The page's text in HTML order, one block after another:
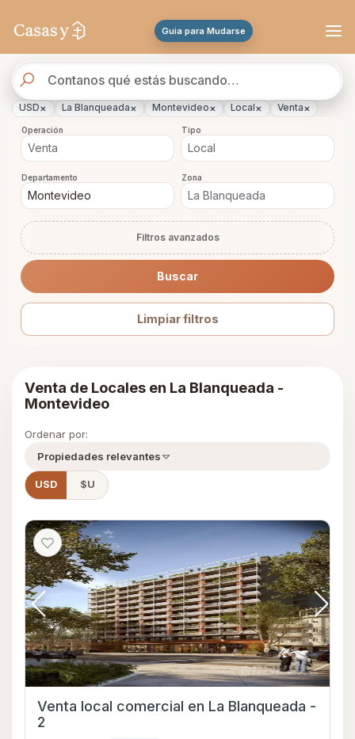
Guia para Mudarse
de
propiedades
USD× La Blanqueada× Montevideo× Local × Venta×
Operación Tipo
Departamento Zona
Filtros avanzados
Buscar
Limpiar filtros
Venta de Locales en La Blanqueada -
Montevideo
Ordenar por:
Propiedades relevantes
USD $U
Venta local comercial en La Blanqueada -
2